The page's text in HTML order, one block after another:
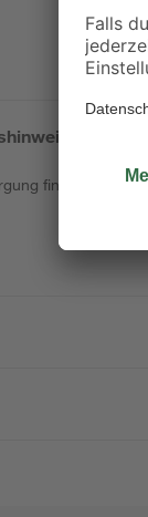
findest du hier.